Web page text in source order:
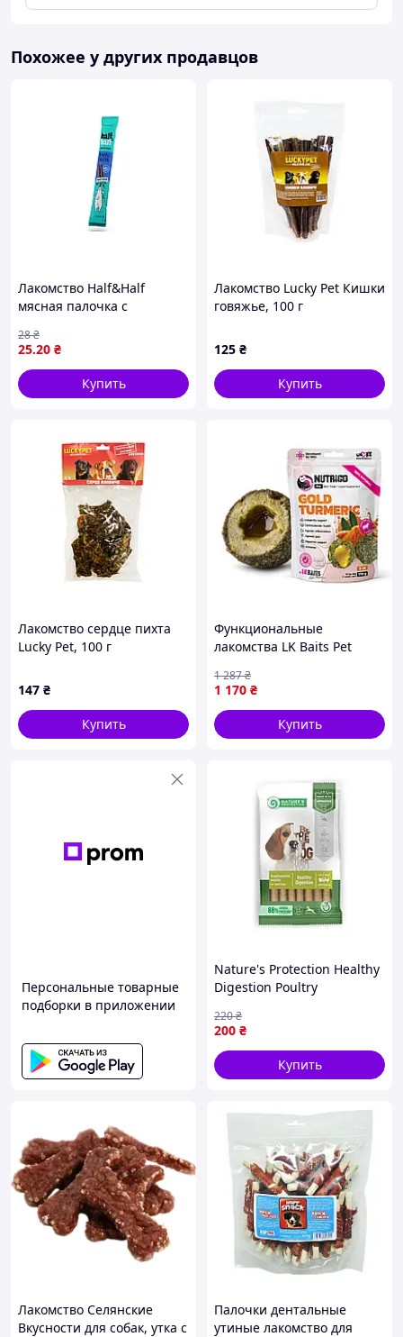
Похожее у других продавцов
Лакомство Half&Half
мясная палочка с
25.20 ₴
28₴
Купить
Лакомство Lucky Pet Кишки
говяжье, 100 г
125 ₴
Купить
Лакомство сердце пихта
Luсky Pet, 100 г
147 ₴
Купить
Функциональные
лакомства LK Baits Pet
для собак средних пород с
куркумой (Ø 20 мм), 170 г
1 170 ₴
1 287₴
Купить
Персональные товарные
подборки в приложении
Nature's Protection Healthy
Digestion Poultry
мясом птицы 110 гр
200 ₴
220₴
Купить
Лакомство Селянские
Вкусности для собак, утка с
Палочки дентальные
утиные лакомство для